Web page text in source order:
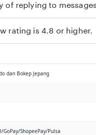
of replying to
rating is 4.8 or higher.
dan Bokep Jepang
GoPay/ShopeePay/Pulsa